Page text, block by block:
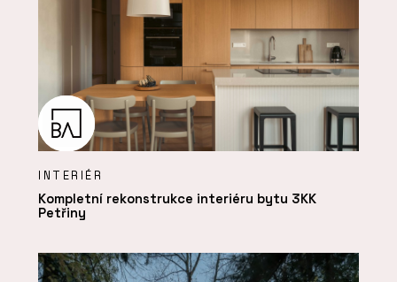
INTERIÉR
Kompletní rekonstrukce interiéru bytu 3KK
Petřiny